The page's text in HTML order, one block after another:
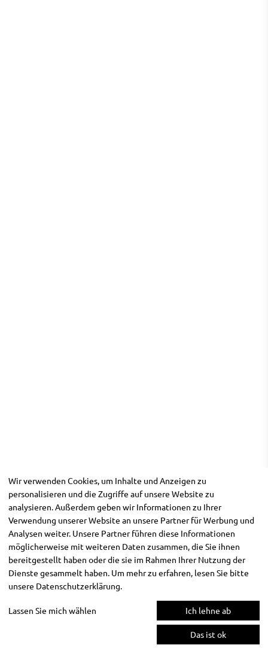
Wir verwenden Cookies, um Inhalte und Anzeigen zu
personalisieren und die Zugriffe auf unsere Website zu
analysieren. Außerdem geben wir Informationen zu Ihrer
Verwendung unserer Website an unsere Partner für Werbung und
Analysen weiter. Unsere Partner führen diese Informationen
möglicherweise mit weiteren Daten zusammen, die Sie ihnen
bereitgestellt haben oder die sie im Rahmen Ihrer Nutzung der
Dienste gesammelt haben. Um mehr zu erfahren, lesen Sie bitte
unsere Datenschutzerklärung.
Lassen Sie mich wählen Ich lehne ab
Das ist ok